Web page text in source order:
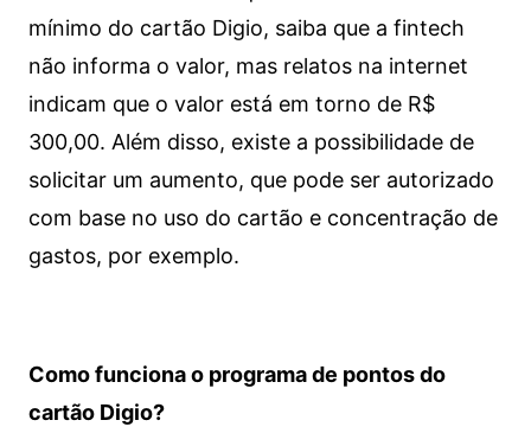
mínimo do cartão Digio, saiba que a fintech
não informa o valor, mas relatos na internet
indicam que o valor está em torno de R$
300,00. Além disso, existe a possibilidade de
solicitar um aumento, que pode ser autorizado
com base no uso do cartão e concentração de
gastos, por exemplo.
Como funciona o programa de pontos do
cartão Digio?